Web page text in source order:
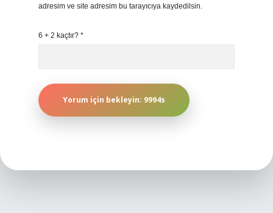
adresim ve site adresim bu tarayıcıya kaydedilsin.
6 + 2 kaçtır? *